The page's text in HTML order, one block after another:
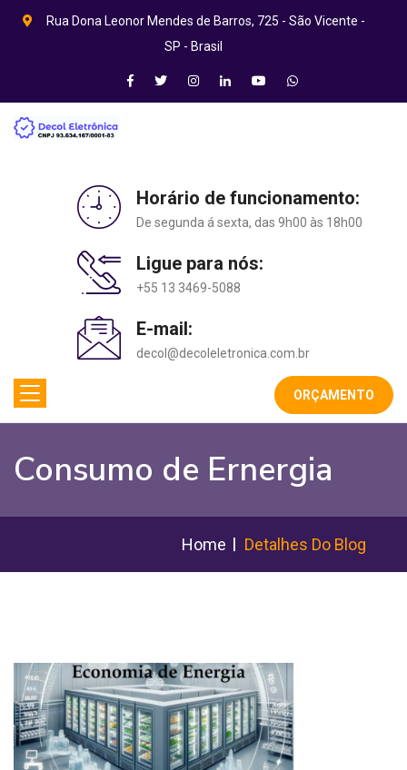
Rua Dona Leonor Mendes de Barros, 725 - São Vicente -
SP - Brasil
Horário de funcionamento:
De segunda á sexta, das 9h00 às 18h00
Ligue para nós:
+55 13 3469-5088
E-mail:
decol@decoleletronica.com.br
ORÇAMENTO
Consumo de Ernergia
Detalhes Do Blog
Home